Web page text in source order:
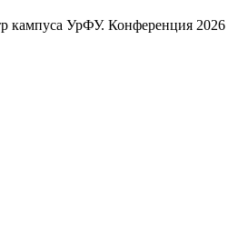
УрФУ. Конференция